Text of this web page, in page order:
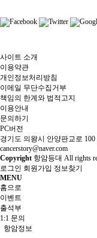
사이트 소개
이용약관
개인정보처리방침
이메일 무단수집거부
책임의 한계와 법적고지
이용안내
문의하기
PC버전
경기도 의왕시 안양판교로
cancerstory@naver.com
Copyright 항암등대 All rights
로그인 회원가입 정보찾기
MENU
홈으로
이벤트
출석부
1:1 문의
항암정보